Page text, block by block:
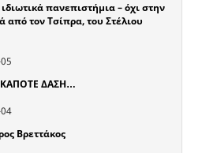
πανεπιστήμια – όχι στην
από τον Τσίπρα, του Στέλιου
ΔΑΣΗ…
Βρεττάκος